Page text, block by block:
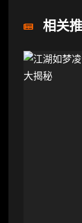
相关